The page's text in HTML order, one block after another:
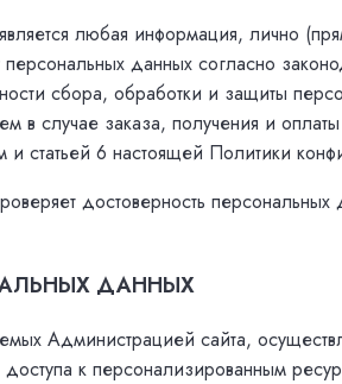
любая информация, лично
данных согласно
сбора, обработки и защиты
в случае заказа, получения и оплаты
и статьей 6 настоящей Политики
достоверность
ДАННЫХ
Администрацией сайта,
к персонализированным